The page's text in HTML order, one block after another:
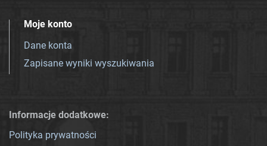
Moje konto
Dane konta
Zapisane wyniki wyszukiwania
Informacje dodatkowe:
Polityka prywatności